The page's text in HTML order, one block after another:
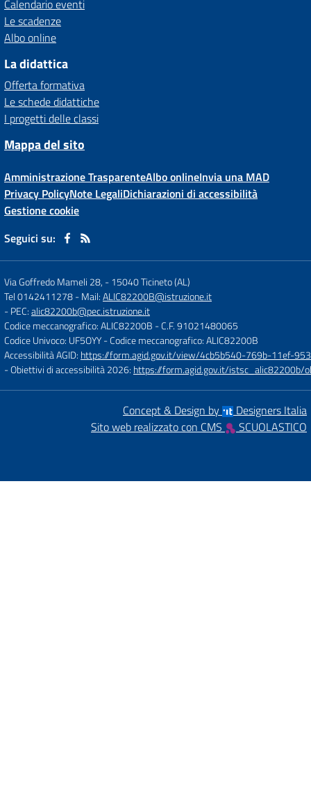
Calendario eventi
Le scadenze
Albo online
La didattica
Offerta formativa
Le schede didattiche
I progetti delle classi
Mappa del sito
Amministrazione TrasparenteAlbo onlineInvia una MAD
Privacy PolicyNote LegaliDichiarazioni di accessibilità
Gestione cookie
Seguici su:
Via Goffredo Mameli 28, -15040 Ticineto (AL)
Tel 0142411278- Mail:ALIC82200B@istruzione.it
- PEC:alic82200b@pec.istruzione.it
Codice meccanografico: ALIC82200B - C.F. 91021480065
Codice Univoco: UF5OYY- Codice meccanografico: ALIC82200B
Accessibilità AGID: https://form.agid.gov.it/view/4cb5b540-769b-11ef-
- Obiettivi di accessibilità 2026: https://form.agid.gov.it/
Concept & Design by
Designers Italia
Sito web realizzato con CMS
SCUOLASTICO